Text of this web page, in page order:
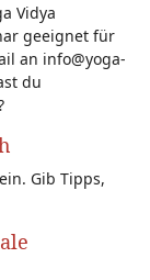
Vidya
geeignet für
an info@yoga-
du
Gib Tipps,